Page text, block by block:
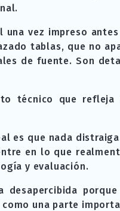
vez impreso
tablas, que no
de fuente. Son
técnico que
es que nada
en lo que
y evaluación.
desapercibida
una parte